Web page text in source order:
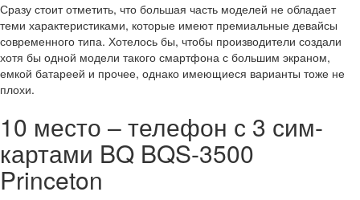
Сразу стоит отметить, что большая часть моделей не обладает
теми характеристиками, которые имеют премиальные девайсы
современного типа. Хотелось бы, чтобы производители создали
хотя бы одной модели такого смартфона с большим экраном,
емкой батареей и прочее, однако имеющиеся варианты тоже не
плохи.
10 место – телефон с 3 сим-
картами BQ BQS-3500
Princeton